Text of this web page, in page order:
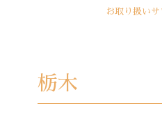
お取り扱いサ
栃木